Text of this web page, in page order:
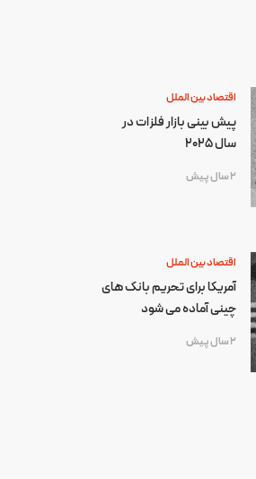
اقتصاد بین الملل
پیش بینی بازار فلزات در
سال 2025
2 سال پیش
اقتصاد بین الملل
آمریکا برای تحریم بانک های
چینی آماده می شود
2 سال پیش